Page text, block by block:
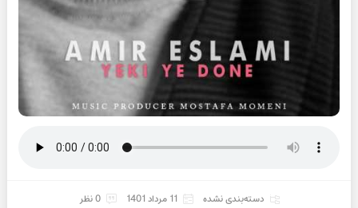
دسته‌بندی نشده 11 مرداد 1401 0 نظر